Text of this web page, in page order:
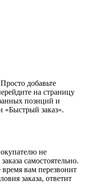
добавьте
на страницу
позиций и
«Быстрый заказ».
не
самостоятельно.
вам перезвонит
заказа, ответит